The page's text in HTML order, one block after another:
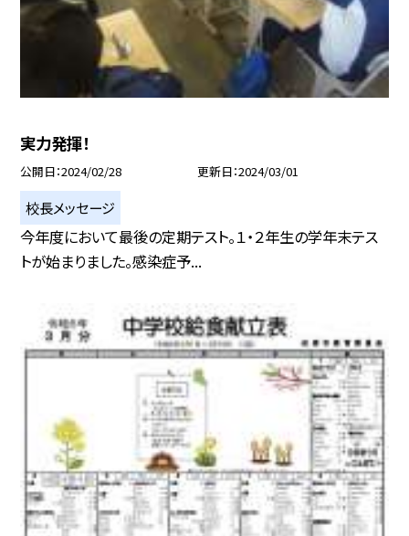
実力発揮！
公開日 2024/02/28 更新日 2024/03/01
校長メッセージ
今年度において最後の定期テスト。１・２年生の学年末テス
トが始まりました。感染症予...